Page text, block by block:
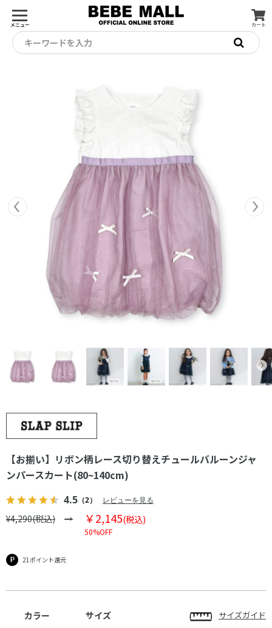
メニュー カート
キーワードを入力
【お揃い】リボン柄レース切り替えチュールバルーンジャ
ンパースカート(80~140cm)
4.5 （2） レビューを見る
¥4,290(税込) ￥2,145(税込)
50%OFF
21ポイント還元
カラー サイズ サイズガイド